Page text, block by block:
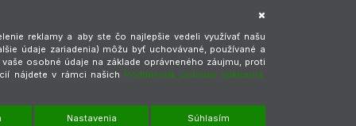
reklamy a aby ste čo najlepšie vedeli využívať našu
údaje zariadenia) môžu byť uchovávané, používané a
osobné údaje na základe oprávneného záujmu, proti
nájdete v rámci našich Podmienok ochrany súkromia.
Nastavenia Súhlasím